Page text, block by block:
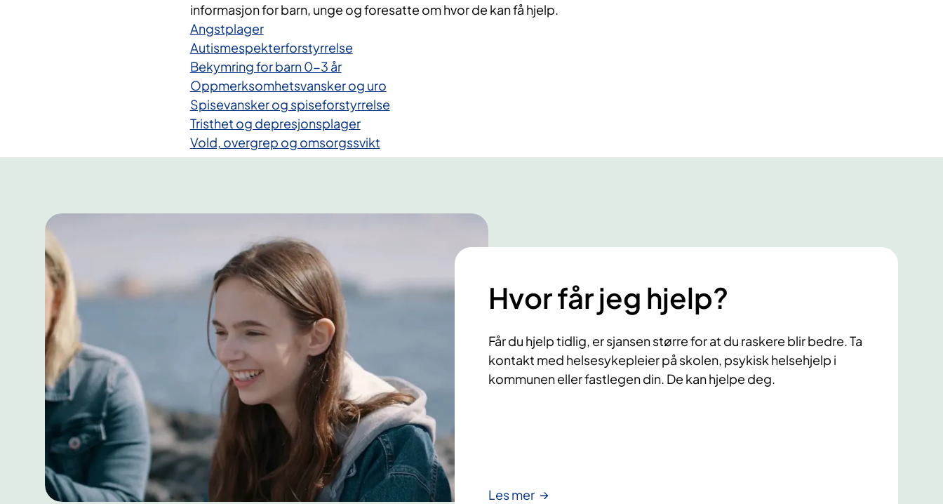
informasjon for barn, unge og foresatte om hvor de kan få hjelp.
Angstplager
Autismespekterforstyrrelse
Bekymring for barn 0-3 år
Oppmerksomhetsvansker og uro
Spisevansker og spiseforstyrrelse
Tristhet og depresjonsplager
Vold, overgrep og omsorgssvikt
Hvor får jeg hjelp?
Får du hjelp tidlig, er sjansen større for at du raskere blir bedre. Ta
kontakt med helsesykepleier på skolen, psykisk helsehjelp i
kommunen eller fastlegen din. De kan hjelpe deg.
Les mer